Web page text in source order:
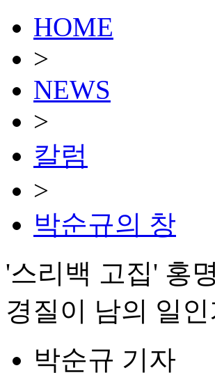
HOME
>
NEWS
>
칼럼
>
박순규의 창
'스리백 고집' 홍
경질이 남의 일
박순규 기자